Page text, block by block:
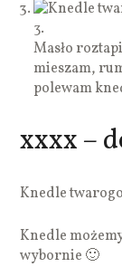
3.
Masło
mieszam,
polewam
xxxx –
Knedle
Knedle
wybornie 🙂